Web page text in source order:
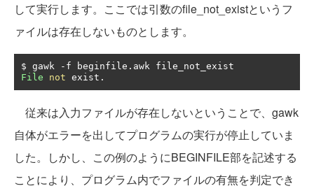
して実行します。ここでは引数のfile_not_existというフ
ァイルは存在しないものとします。
$ gawk - f beginfile .
File
not exist .
従来は入力ファイルが存在しないということで、gawk
自体がエラーを出してプログラムの実行が停止していま
した。しかし、この例のようにBEGINFILE部を記述する
ことにより、プログラム内でファイルの有無を判定でき